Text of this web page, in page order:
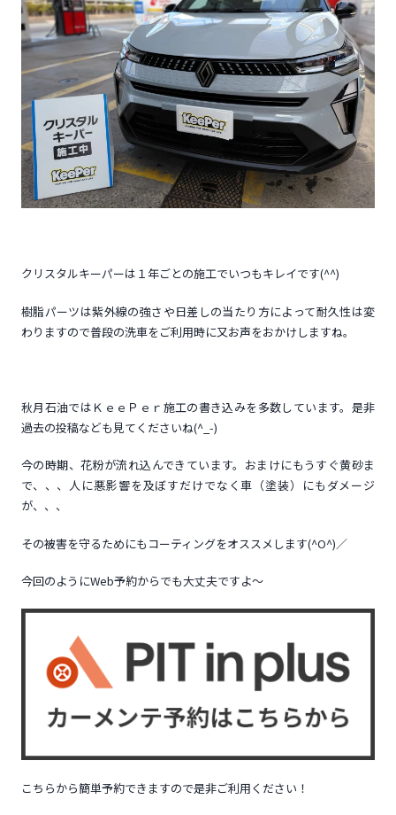
クリスタルキーパーは１年ごとの施工でいつもキレイです(^^)
樹脂パーツは紫外線の強さや日差しの当たり方によって耐久性は変
わりますので普段の洗車をご利用時に又お声をおかけしますね。
秋月石油ではＫｅｅＰｅｒ施工の書き込みを多数しています。是非
過去の投稿なども見てくださいね(^_-)
今の時期、花粉が流れ込んできています。おまけにもうすぐ黄砂ま
で、、、人に悪影響を及ぼすだけでなく車（塗装）にもダメージ
が、、、
その被害を守るためにもコーティングをオススメします(^O^)／
今回のようにWeb予約からでも大丈夫ですよ～
こちらから簡単予約できますので是非ご利用ください！